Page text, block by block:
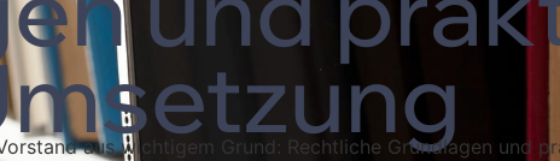
aus wichtigem Grund: Rechtliche Grundlagen und